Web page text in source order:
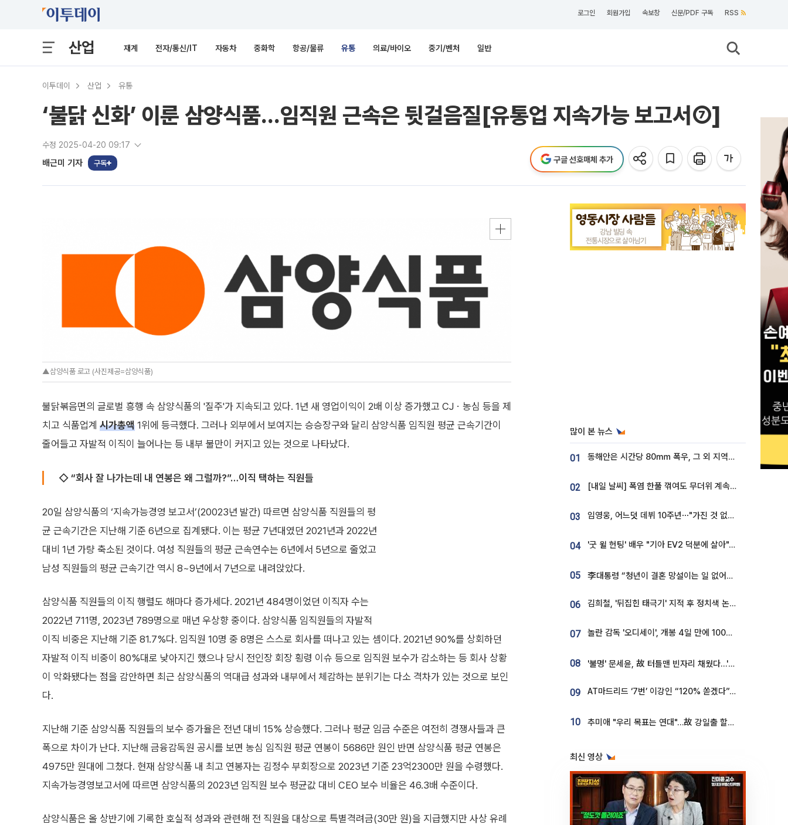
로그인 회원가입 속보창 신문/PDF 구독 RSS
산업 재계 전자/통신/IT 자동차 중화학 항공/물류 유통 의료/바이오 중기/벤처 일반
이투데이 산업 유통
‘불닭 신화’ 이룬 삼양식품…임직원 근속은 뒷걸음질[유통업 지속가능 보고서⑦]
수정 2025-04-20 09:17
배근미 기자 구독 구글 선호매체 추가
▲삼양식품 로고 (사진제공=삼양식품)
불닭볶음면의 글로벌 흥행 속 삼양식품의 '질주'가 지속되고 있다. 1년 새 영업이익이 2배 이상 증가했고 CJㆍ농심 등을 제
치고 식품업계 시가총액 1위에 등극했다. 그러나 외부에서 보여지는 승승장구와 달리 삼양식품 임직원 평균 근속기간이
줄어들고 자발적 이직이 늘어나는 등 내부 불만이 커지고 있는 것으로 나타났다.
◇ “회사 잘 나가는데 내 연봉은 왜 그럴까?”…이직 택하는 직원들
20일 삼양식품의 ‘지속가능경영 보고서’(20023년 발간) 따르면 삼양식품 직원들의 평
균 근속기간은 지난해 기준 6년으로 집계됐다. 이는 평균 7년대였던 2021년과 2022년
대비 1년 가량 축소된 것이다. 여성 직원들의 평균 근속연수는 6년에서 5년으로 줄었고
남성 직원들의 평균 근속기간 역시 8~9년에서 7년으로 내려앉았다.
삼양식품 직원들의 이직 행렬도 해마다 증가세다. 2021년 484명이었던 이직자 수는
2022년 711명, 2023년 789명으로 매년 우상향 중이다. 삼양식품 임직원들의 자발적
이직 비중은 지난해 기준 81.7%다. 임직원 10명 중 8명은 스스로 회사를 떠나고 있는 셈이다. 2021년 90%를 상회하던
자발적 이직 비중이 80%대로 낮아지긴 했으나 당시 전인장 회장 횡령 이슈 등으로 임직원 보수가 감소하는 등 회사 상황
이 악화됐다는 점을 감안하면 최근 삼양식품의 역대급 성과와 내부에서 체감하는 분위기는 다소 격차가 있는 것으로 보인
다.
지난해 기준 삼양식품 직원들의 보수 증가율은 전년 대비 15% 상승했다. 그러나 평균 임금 수준은 여전히 경쟁사들과 큰
폭으로 차이가 난다. 지난해 금융감독원 공시를 보면 농심 임직원 평균 연봉이 5686만 원인 반면 삼양식품 평균 연봉은
4975만 원대에 그쳤다. 현재 삼양식품 내 최고 연봉자는 김정수 부회장으로 2023년 기준 23억2300만 원을 수령했다.
지속가능경영보고서에 따르면 삼양식품의 2023년 임직원 보수 평균값 대비 CEO 보수 비율은 46.3배 수준이다.
삼양식품은 올 상반기에 기록한 호실적 성과와 관련해 전 직원을 대상으로 특별격려금(30만 원)을 지급했지만 사상 유례
많이 본 뉴스
01 동해안은 시간당 80㎜ 폭우, 그 외 지역은 폭염…‘극과 극 날씨’
02 [내일 날씨] 폭염 한풀 꺾여도 무더위 계속⋯동해안 이틀 연속 비
03 임영웅, 어느덧 데뷔 10주년⋯"가진 것 없던 시절, 내 앞엔 20명의 팬뿐"
04 '굿 윌 헌팅' 배우 "기아 EV2 덕분에 살아"…교통사고 후 안전성 극찬
05 李대통령 “청년이 결혼 망설이는 일 없어야...제도상 불이익 조사”
06 김희철, '뒤집힌 태극기' 지적 후 정치색 논란…"좌우 떠나 우리나라 국기"
07 놀란 감독 '오디세이', 개봉 4일 만에 100만 돌파⋯'왕사남' 보다 빠르다
08 '불명' 문세윤, 故 터틀맨 빈자리 채웠다…'거북이' 눈물의 최종 우승
09 AT마드리드 ‘7번’ 이강인 “120% 쏟겠다”⋯시메오네 감독 “필요한 선수”
10 추미애 "우리 목표는 연대"…故 강일출 할머니 흉상 제막
최신 영상